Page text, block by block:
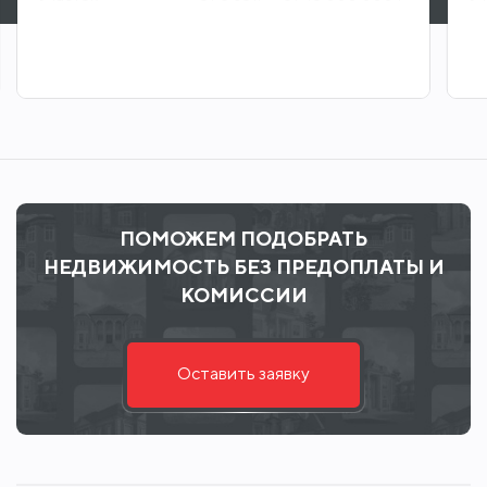
ПОМОЖЕМ ПОДОБРАТЬ
НЕДВИЖИМОСТЬ БЕЗ ПРЕДОПЛАТЫ И
КОМИССИИ
Оставить заявку